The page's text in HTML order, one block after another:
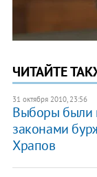
ЧИТАЙТЕ
31 октября 2010, 23:56
Выборы были
законами
Храпов